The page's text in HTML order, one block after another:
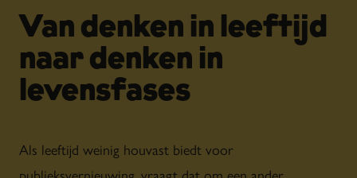
Van denken in leeftijd
naar denken in
levensfases
Als leeftijd weinig houvast biedt voor